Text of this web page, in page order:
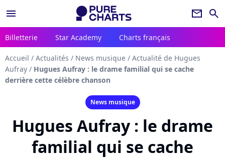
menu newsletter search
Billetterie Star Academy Charts français
Accueil / Actualités / News musique / Actualité de Hugues
Aufray / Hugues Aufray : le drame familial qui se cache
derrière cette célèbre chanson
News musique
Hugues Aufray : le drame
familial qui se cache